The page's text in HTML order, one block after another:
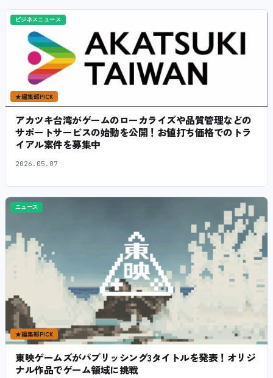
ビジネスニュース
★編集部PICK
アカツキ台湾がゲームのローカライズや品質管理などの
サポートサービスの始動を公開！お値打ち価格でのトラ
イアル案件を募集中
2026.05.07
ニュース
★編集部PICK
東映ゲームズがパブリッシング3タイトルを発表！オリジ
ナル作品でゲーム領域に挑戦